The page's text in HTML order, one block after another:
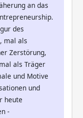
an das
des
mal als
Zerstörung,
als Träger
und Motive
und
heute
-